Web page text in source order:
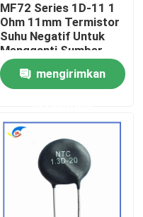
MF72 Series 1D-11 1
Ohm 11mm Termistor
Suhu Negatif Untuk
Mengganti Sumber
Daya
mengirimkan